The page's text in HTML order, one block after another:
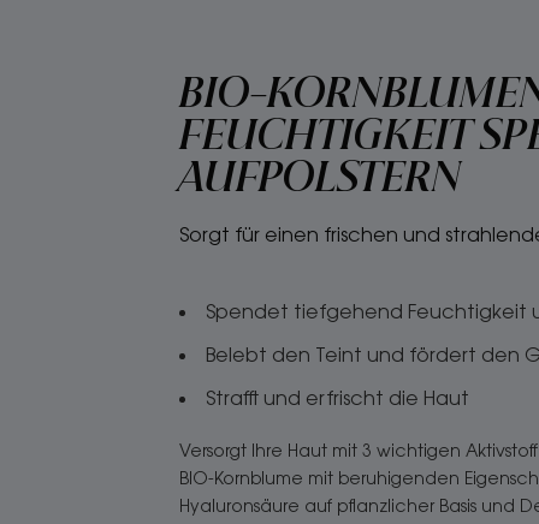
BIO-
FEUCHTIGKEIT
AUFPOLSTERN
Sorgt für einen frischen und
Spendet tiefgehend Feuchtigkeit
Belebt den Teint und fördert den
Strafft und erfrischt die Haut
Versorgt Ihre Haut mit 3 wichtigen
BIO-Kornblume mit beruhigenden
Hyaluronsäure auf pflanzlicher Basis und